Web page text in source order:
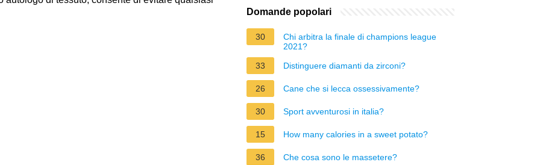
Domande popolari
30
Chi arbitra la finale di champions league
2021?
33
Distinguere diamanti da zirconi?
26 Cane che si lecca ossessivamente?
30 Sport avventurosi in italia?
15 How many calories in a sweet potato?
36 Che cosa sono le massetere?